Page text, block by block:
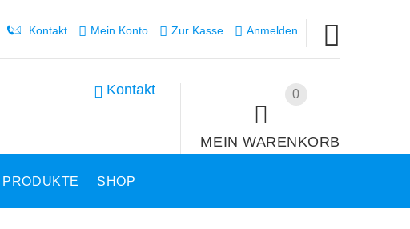
Kontakt Mein Konto Zur Kasse Anmelden
0
MEIN WARENKORB
Kontakt
SHOP